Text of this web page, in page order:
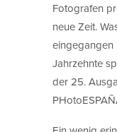
Fotografen
neue Zeit.
eingegangen
Jahrzehnte
der 25.